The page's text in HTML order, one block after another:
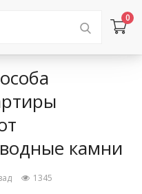
0
камни
1345